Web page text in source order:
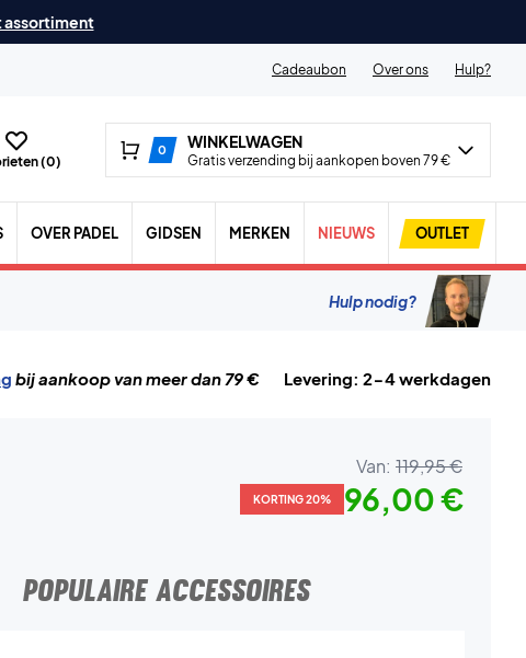
assortiment
Cadeaubon Over ons Hulp?
(0)
0 WINKELWAGEN
Gratis verzending bij aankopen boven 79 €
OVER PADEL GIDSEN MERKEN NIEUWS OUTLET
Hulp nodig?
bij aankoop van meer dan 79 € Levering: 2-4 werkdagen
Van: 119,95 €
KORTING 20% 96,00 €
POPULAIRE ACCESSOIRES